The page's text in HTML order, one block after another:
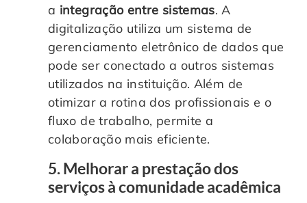
a integração entre sistemas. A
digitalização utiliza um sistema de
gerenciamento eletrônico de dados que
pode ser conectado a outros sistemas
utilizados na instituição. Além de
otimizar a rotina dos profissionais e o
fluxo de trabalho, permite a
colaboração mais eficiente.
5. Melhorar a prestação dos
serviços à comunidade acadêmica